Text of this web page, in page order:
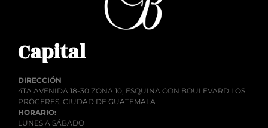
Capital
DIRECCIÓN
4TA AVENIDA 18-30 ZONA 10, ESQUINA CON BOULEVARD LOS
PRÓCERES, CIUDAD DE GUATEMALA
HORARIO:
LUNES A SÁBADO